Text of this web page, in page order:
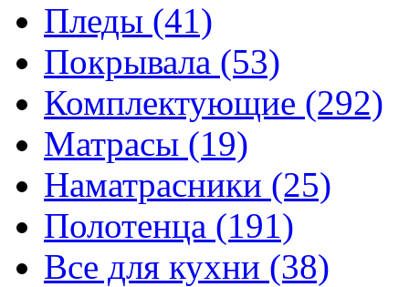
Пледы (41)
Покрывала (53)
Комплектующие (292)
Матрасы (19)
Наматрасники (25)
Полотенца (191)
Все для кухни (38)